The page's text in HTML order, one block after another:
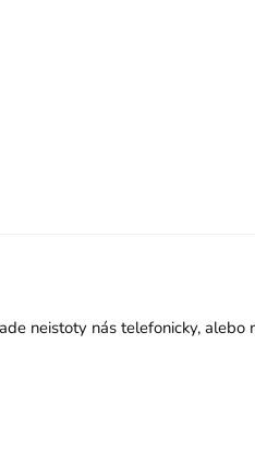
neistoty nás telefonicky,